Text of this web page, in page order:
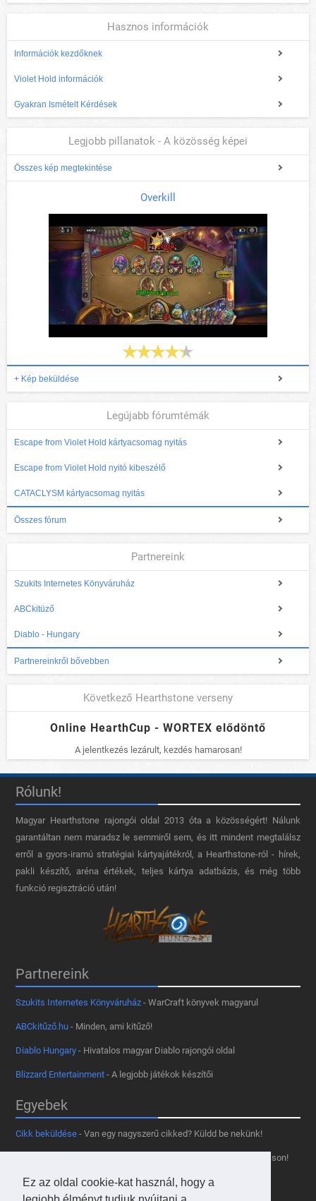
Ez az oldal cookie-kat használ, hogy a
Hasznos információk
Információk kezdőknek
Violet Hold információk
Gyakran Ismételt Kérdések
Legjobb pillanatok - A közösség képei
Összes kép megtekintése
Overkill
+ Kép beküldése
Legújabb fórumtémák
Escape from Violet Hold kártyacsomag nyitás
Escape from Violet Hold nyitó kibeszélő
CATACLYSM kártyacsomag nyitás
Összes fórum
Partnereink
Szukits Internetes Könyváruház
ABCkitüző
Diablo - Hungary
Partnereinkről bővebben
Következő Hearthstone verseny
Online HearthCup - WORTEX elődöntő
A jelentkezés lezárult, kezdés hamarosan!
Rólunk!
Magyar Hearthstone​ rajongói oldal 2013 óta a közösségért! Nálunk
garantáltan nem maradsz le semmiről sem, és itt mindent megtalálsz
erről a gyors-iramú stratégiai kártyajátékról, a Hearthstone-ról - hírek,
pakli készítő, aréna értékek, teljes kártya adatbázis, és még több
funkció regisztráció után!
Partnereink
Szukits Internetes Könyváruház - WarCraft könyvek magyarul
ABCkitűző.hu - Minden, ami kitűző!
Diablo Hungary - Hivatalos magyar Diablo rajongói oldal
Blizzard Entertainment - A legjobb játékok készítői
Egyebek
Cikk beküldése - Van egy nagyszerű cikked? Küldd be nekünk!
- Tetszik az oldal? Segíts, hogy fennmaradhasson!
Kapcsolat, médiaajánlat- Lépj velünk kapcsolatba!